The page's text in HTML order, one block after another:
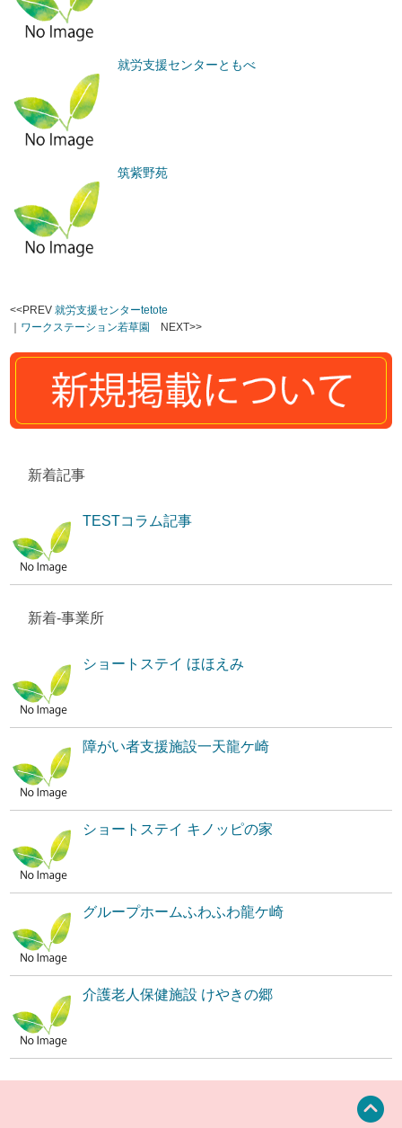
就労支援センターともべ
筑紫野苑
<<PREV就労支援センターtetote
｜ ワークステーション若草園 NEXT>>
新着記事
TESTコラム記事
新着-事業所
ショートステイ ほほえみ
障がい者支援施設一天龍ケ崎
ショートステイ キノッピの家
グループホームふわふわ龍ケ崎
介護老人保健施設 けやきの郷